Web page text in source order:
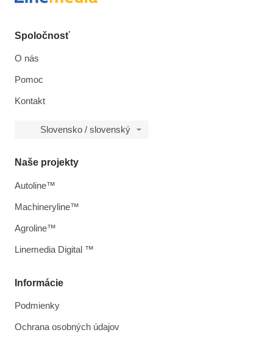
Spoločnosť
O nás
Pomoc
Kontakt
Slovensko / slovenský
Informácie
Podmienky
Ochrana osobných údajov
Naše projekty
Autoline™
Machineryline™
Agroline™
Linemedia Digital ™